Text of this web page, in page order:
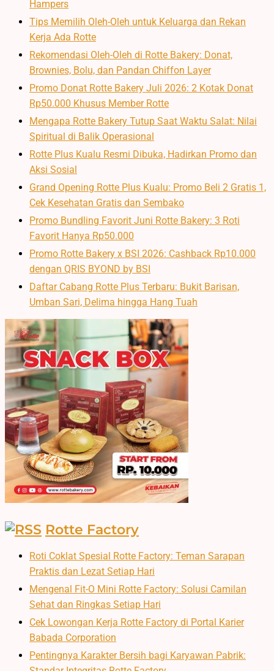
Hampers
Tips Memilih Oleh-Oleh untuk Keluarga dan Rekan
Kerja Ada Rotte
Rekomendasi Oleh-Oleh di Rotte Bakery: Donat,
Brownies, Bolu, dan Pandan Chiffon Layer
Promo Donat Rotte Bakery Juli 2026: 2 Kotak Donat
Rp50.000 Khusus Member Rotte
Mengapa Rotte Bakery Tutup Saat Waktu Salat: Nilai
Spiritual di Balik Operasional
Rotte Plus Kualu Resmi Dibuka, Hadirkan Promo dan
Aksi Sosial
Grand Opening Rotte Plus Kualu: Promo Beli 2 Gratis 1,
Cek Kesehatan Gratis dan Sembako
Promo Bundling Favorit Juni Rotte Bakery: 3 Roti
Favorit Hanya Rp50.000
Promo Rotte Bakery x BSI 2026: Cashback Rp10.000
dengan QRIS BYOND by BSI
Daftar Cabang Rotte Plus Terbaru: Bukit Barisan,
Umban Sari, Delima hingga Hang Tuah
Rotte Factory
Roti Coklat Spesial Rotte Factory: Teman Sarapan
Praktis dan Lezat Setiap Hari
Mengenal Fit-O Mini Rotte Factory: Solusi Camilan
Sehat dan Ringkas Setiap Hari
Cek Lowongan Kerja Rotte Factory di Portal Karier
Babada Corporation
Pentingnya Karakter Bersih bagi Karyawan Pabrik: